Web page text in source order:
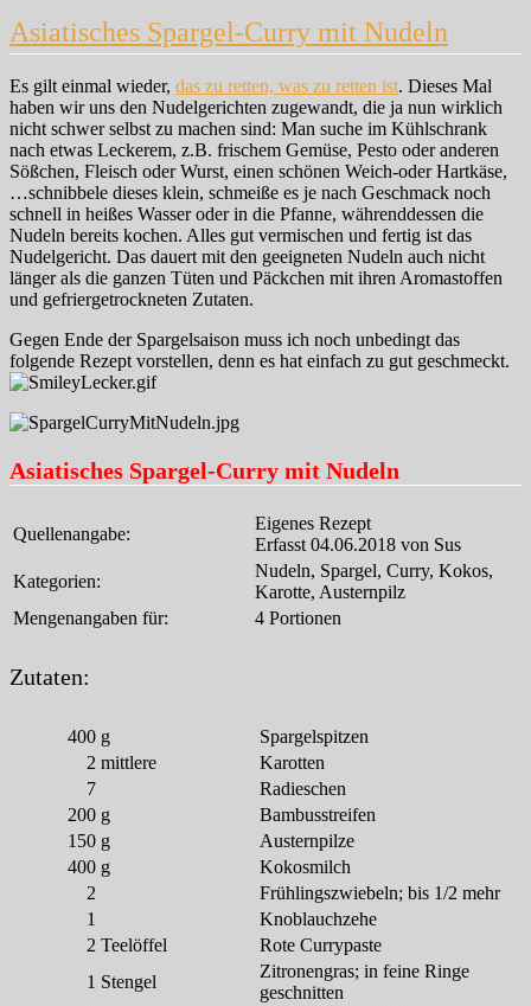
Asiatisches Spargel-Curry mit Nudeln
Es gilt einmal wieder, das zu retten, was zu retten ist. Dieses Mal
haben wir uns den Nudelgerichten zugewandt, die ja nun wirklich
nicht schwer selbst zu machen sind: Man suche im Kühlschrank
nach etwas Leckerem, z.B. frischem Gemüse, Pesto oder anderen
Sößchen, Fleisch oder Wurst, einen schönen Weich-oder Hartkäse,
…schnibbele dieses klein, schmeiße es je nach Geschmack noch
schnell in heißes Wasser oder in die Pfanne, währenddessen die
Nudeln bereits kochen. Alles gut vermischen und fertig ist das
Nudelgericht. Das dauert mit den geeigneten Nudeln auch nicht
länger als die ganzen Tüten und Päckchen mit ihren Aromastoffen
und gefriergetrockneten Zutaten.
Gegen Ende der Spargelsaison muss ich noch unbedingt das
folgende Rezept vorstellen, denn es hat einfach zu gut geschmeckt.
Asiatisches Spargel-Curry mit Nudeln
Quellenangabe:
Eigenes Rezept
Erfasst 04.06.2018 von Sus
Kategorien:
Nudeln, Spargel, Curry, Kokos,
Karotte, Austernpilz
Mengenangaben für:
4 Portionen
Zutaten:
400 g
Spargelspitzen
2 mittlere
Karotten
7
Radieschen
200 g
Bambusstreifen
150 g
Austernpilze
400 g
Kokosmilch
2
Frühlingszwiebeln; bis 1/2 mehr
1
Knoblauchzehe
2 Teelöffel
Rote Currypaste
1 Stengel
Zitronengras; in feine Ringe
geschnitten